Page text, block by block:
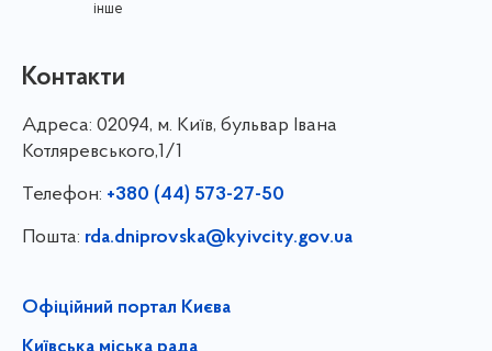
інше
Контакти
Адреса: 02094, м. Київ, бульвар Івана
Котляревського,1/1
Телефон: +380 (44) 573-27-50
Пошта: rda.dniprovska@kyivcity.gov.ua
Офіційний портал Києва